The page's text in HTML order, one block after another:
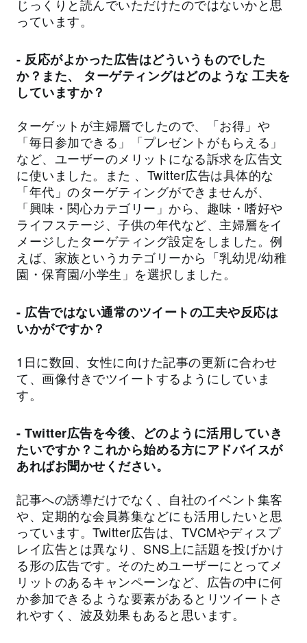
じっくりと読んでいただけたのではないかと思
っています。
- 反応がよかった広告はどういうものでした
か？また、 ターゲティングはどのような 工夫を
していますか？
ターゲットが主婦層でしたので、「お得」や
「毎日参加できる」「プレゼントがもらえる」
など、ユーザーのメリットになる訴求を広告文
に使いました。また 、Twitter広告は具体的な
「年代」のターゲティングができませんが、
「興味・関心カテゴリー」から、趣味・嗜好や
ライフステージ、子供の年代など、主婦層をイ
メージしたターゲティング設定をしました。例
えば、家族というカテゴリーから「乳幼児/幼稚
園・保育園/小学生」を選択しました。
- 広告ではない通常のツイートの工夫や反応は
いかがですか？
1日に数回、女性に向けた記事の更新に合わせ
て、画像付きでツイートするようにしていま
す。
- Twitter広告を今後、どのように活用していき
たいですか？これから始める方にアドバイスが
あればお聞かせください。
記事への誘導だけでなく、自社のイベント集客
や、定期的な会員募集などにも活用したいと思
っています。Twitter広告は、TVCMやディスプ
レイ広告とは異なり、SNS上に話題を投げかけ
る形の広告です。そのためユーザーにとってメ
リットのあるキャンペーンなど、広告の中に何
か参加できるような要素があるとリツイートさ
れやすく、波及効果もあると思います。